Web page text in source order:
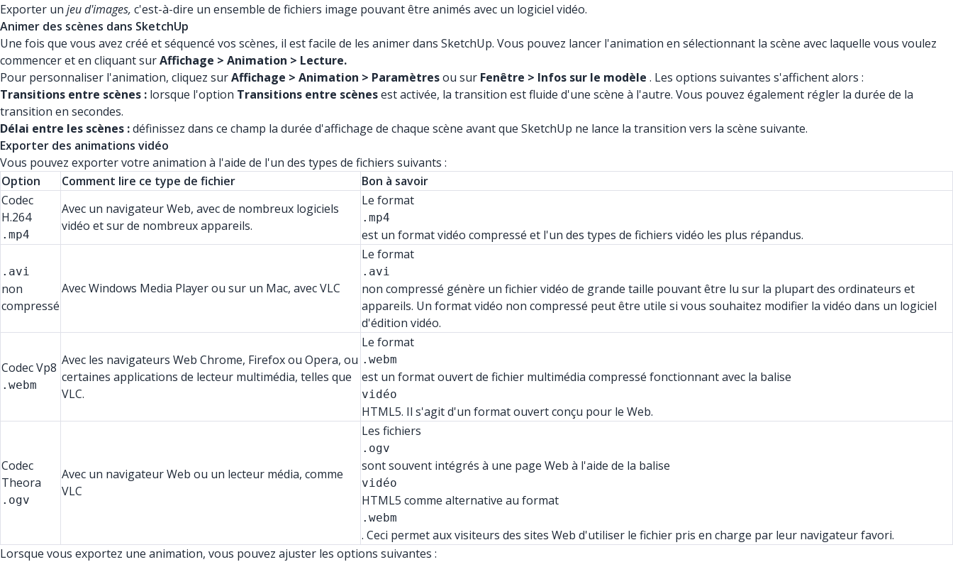
Exporter un jeu d'images, c'est-à-dire un ensemble de fichiers image pouvant être animés avec un logiciel vidéo.
Animer des scènes dans SketchUp
Une fois que vous avez créé et séquencé vos scènes, il est facile de les animer dans SketchUp. Vous pouvez lancer l'animation en sélectionnant la scène avec laquelle vous voulez
commencer et en cliquant surAffichage > Animation > Lecture.
Pour personnaliser l'animation, cliquez surAffichage > Animation > Paramètresou sur Fenêtre > Infos sur le modèle . Les options suivantes s'affichent alors :
Transitions entre scènes : lorsque l'option Transitions entre scènesest activée, la transition est fluide d'une scène à l'autre. Vous pouvez également régler la durée de la
transition en secondes.
Délai entre les scènes :définissez dans ce champ la durée d'affichage de chaque scène avant que SketchUp ne lance la transition vers la scène suivante.
Exporter des animations vidéo
Vous pouvez exporter votre animation à l'aide de l'un des types de fichiers suivants :
Option
Comment lire ce type de fichier
Bon à savoir
Codec
H.264
.mp4
Avec un navigateur Web, avec de nombreux logiciels
vidéo et sur de nombreux appareils.
Le format
.mp4
est un format vidéo compressé et l'un des types de fichiers vidéo les plus répandus.
.avi
non
compressé
Avec Windows Media Player ou sur un Mac, avec VLC
Le format
.avi
non compressé génère un fichier vidéo de grande taille pouvant être lu sur la plupart des ordinateurs et
appareils. Un format vidéo non compressé peut être utile si vous souhaitez modifier la vidéo dans un logiciel
d'édition vidéo.
Codec Vp8
.webm
Avec les navigateurs Web Chrome, Firefox ou Opera, ou
certaines applications de lecteur multimédia, telles que
VLC.
Le format
.webm
est un format ouvert de fichier multimédia compressé fonctionnant avec la balise
vidéo
HTML5. Il s'agit d'un format ouvert conçu pour le Web.
Codec
Theora
.ogv
Avec un navigateur Web ou un lecteur média, comme
VLC
Les fichiers
.ogv
sont souvent intégrés à une page Web à l'aide de la balise
vidéo
HTML5 comme alternative au format
.webm
. Ceci permet aux visiteurs des sites Web d'utiliser le fichier pris en charge par leur navigateur favori.
Lorsque vous exportez une animation, vous pouvez ajuster les options suivantes :